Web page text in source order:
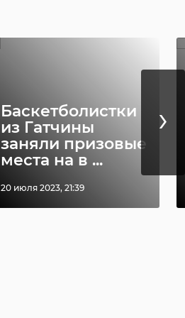
Баскетболистки
из Гатчины
заняли призовые
места на в ...
20 июля 2023, 21:39
›